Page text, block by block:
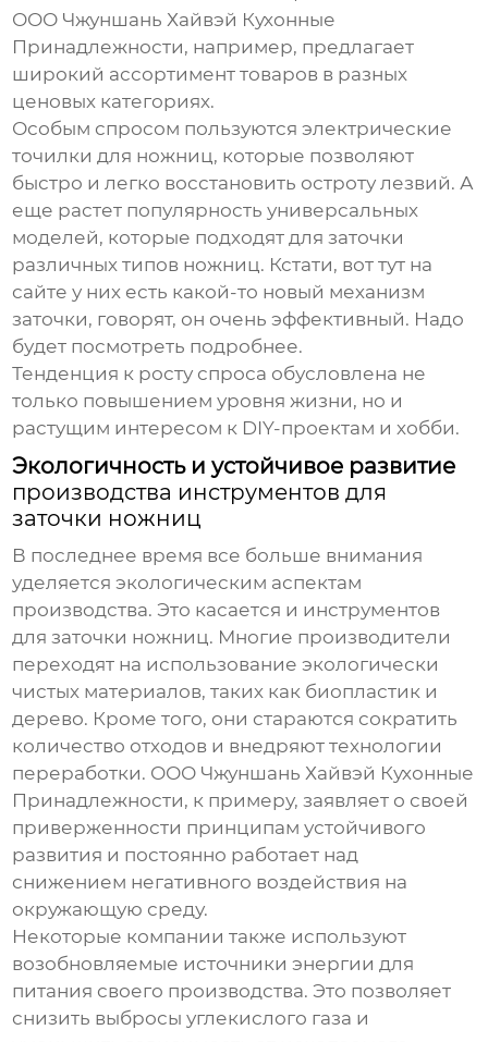
ООО Чжуншань Хайвэй Кухонные
Принадлежности, например, предлагает
широкий ассортимент товаров в разных
ценовых категориях.
Особым спросом пользуются электрические
точилки для ножниц, которые позволяют
быстро и легко восстановить остроту лезвий. А
еще растет популярность универсальных
моделей, которые подходят для заточки
различных типов ножниц. Кстати, вот тут на
сайте у них есть какой-то новый механизм
заточки, говорят, он очень эффективный. Надо
будет посмотреть подробнее.
Тенденция к росту спроса обусловлена не
только повышением уровня жизни, но и
растущим интересом к DIY-проектам и хобби.
Экологичность и устойчивое развитие
производства инструментов для
заточки ножниц
В последнее время все больше внимания
уделяется экологическим аспектам
производства. Это касается и инструментов
для заточки ножниц. Многие производители
переходят на использование экологически
чистых материалов, таких как биопластик и
дерево. Кроме того, они стараются сократить
количество отходов и внедряют технологии
переработки. ООО Чжуншань Хайвэй Кухонные
Принадлежности, к примеру, заявляет о своей
приверженности принципам устойчивого
развития и постоянно работает над
снижением негативного воздействия на
окружающую среду.
Некоторые компании также используют
возобновляемые источники энергии для
питания своего производства. Это позволяет
снизить выбросы углекислого газа и